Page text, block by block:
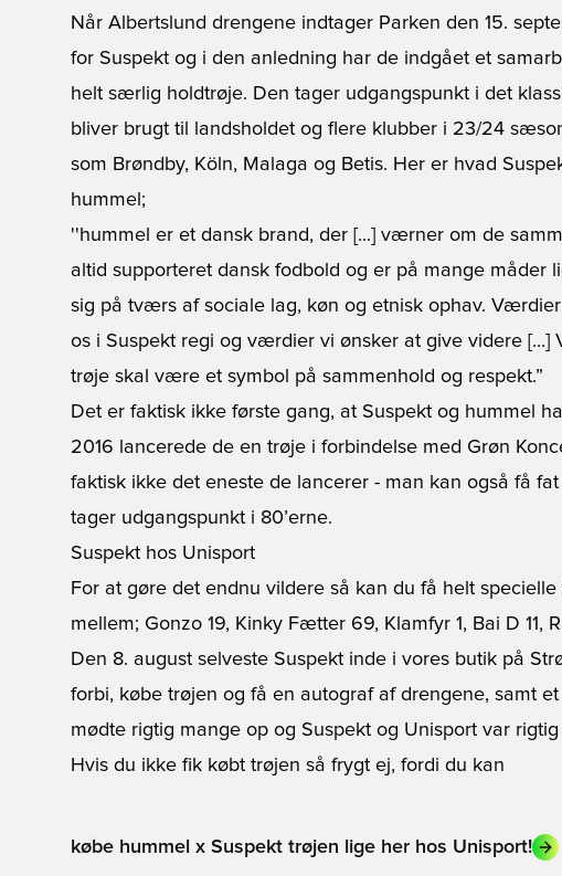
Når Albertslund drengene indtager Parken den 15.
for Suspekt og i den anledning har de indgået et
helt særlig holdtrøje. Den tager udgangspunkt i det
bliver brugt til landsholdet og flere klubber i 23/24
som Brøndby, Köln, Malaga og Betis. Her er hvad
hummel;
''hummel er et dansk brand, der [...] værner om de
altid supporteret dansk fodbold og er på mange måder
sig på tværs af sociale lag, køn og etnisk ophav.
os i Suspekt regi og værdier vi ønsker at give videre [...]
trøje skal være et symbol på sammenhold og respekt.”
Det er faktisk ikke første gang, at Suspekt og hummel
2016 lancerede de en trøje i forbindelse med Grøn
faktisk ikke det eneste de lancerer - man kan også få
tager udgangspunkt i 80’erne.
Suspekt hos Unisport
For at gøre det endnu vildere så kan du få helt
mellem; Gonzo 19, Kinky Fætter 69, Klamfyr 1, Bai D 11,
Den 8. august selveste Suspekt inde i vores butik på
forbi, købe trøjen og få en autograf af drengene, samt
mødte rigtig mange op og Suspekt og Unisport var
Hvis du ikke fik købt trøjen så frygt ej, fordi du kan
købe hummel x Suspekt trøjen lige her hos Unisport!